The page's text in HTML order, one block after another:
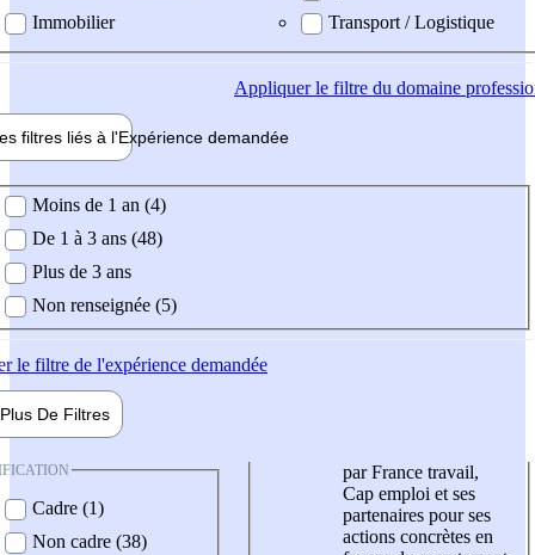
Immobilier
Transport / Logistique
Appliquerle filtre du domaine
filtres liés à l'Expérience demandée
demandée
Moins de 1 an (4)
De 1 à 3 ans (48)
Plus de 3 ans
Non renseignée (5)
le filtre de l'expérience demandée
Plus De Filtres
Cadre (1)
Non cadre (38)
par France travail,
Cap emploi et ses
partenaires pour ses
actions concrètes en